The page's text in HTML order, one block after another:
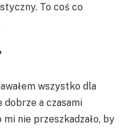
To coś co
wszystko dla
dobrze a czasami
nie przeszkadzało, by